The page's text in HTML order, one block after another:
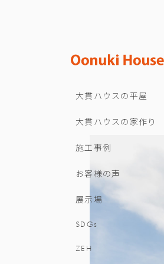
大貫ハウスの平屋
大貫ハウスの家作り
施工事例
お客様の声
展示場
SDGs
ZEH